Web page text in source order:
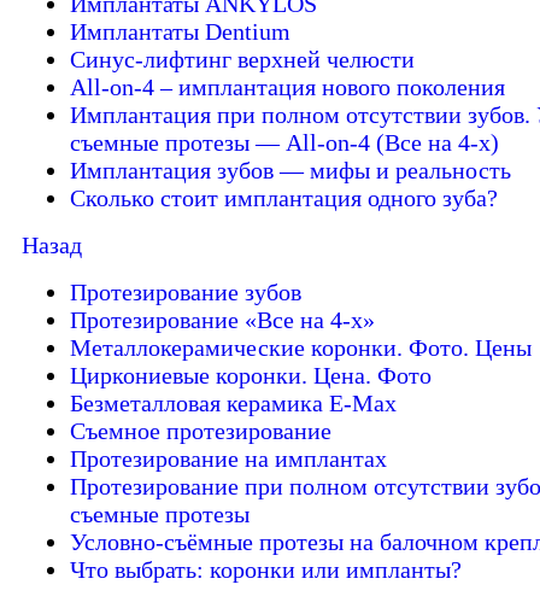
Имплантаты Dentium
Синус-лифтинг верхней челюсти
All-on-4 – имплантация нового поколения
Имплантация при полном отсутствии зубов.
съемные протезы — All-on-4 (Все на 4-х)
Имплантация зубов — мифы и реальность
Сколько стоит имплантация одного зуба?
Назад
Протезирование зубов
Протезирование «Все на 4-х»
Металлокерамические коронки. Фото. Цены
Циркониевые коронки. Цена. Фото
Безметалловая керамика E-Max
Cъемное протезирование
Протезирование на имплантах
Протезирование при полном отсутствии
съемные протезы
Условно-съёмные протезы на балочном
Что выбрать: коронки или импланты?